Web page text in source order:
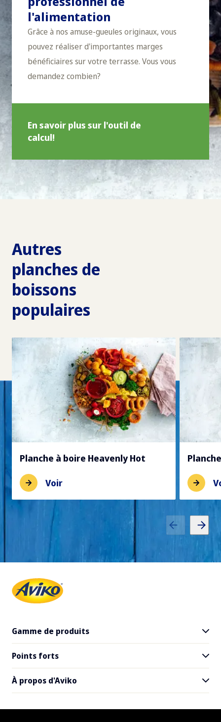
l'alimentation
Grâce à nos amuse-gueules originaux, vous
pouvez réaliser d'importantes marges
bénéficiaires sur votre terrasse. Vous vous
demandez combien?
En savoir plus sur l'outil de
calcul!
Autres
planches de
boissons
populaires
Planche à boire Heavenly Hot
Voir
Gamme de produits
Tous les produits
SuperCrunch
Points forts
Inspiration pour les restaurants
À propos d'Aviko
Contact